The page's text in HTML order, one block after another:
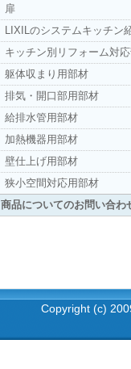
扉
LIXILのシステムキッチン
キッチン別リフォーム対
躯体収まり用部材
排気・開口部用部材
給排水管用部材
加熱機器用部材
壁仕上げ用部材
狭小空間対応用部材
商品についてのお問い合わ
Copyright (c)